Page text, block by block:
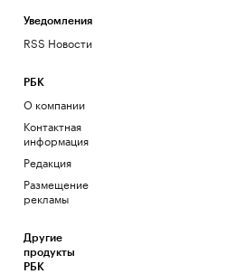
Уведомления
RSS Новости
РБК
О компании
Контактная
информация
Редакция
Размещение
рекламы
Другие
продукты
РБК